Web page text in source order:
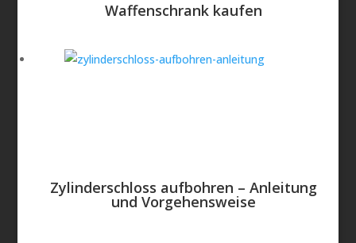
Waffenschrank kaufen
Zylinderschloss aufbohren – Anleitung
und Vorgehensweise